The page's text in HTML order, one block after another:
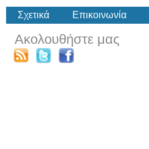
Σχετικά Επικοινωνία
Ακολουθήστε μας